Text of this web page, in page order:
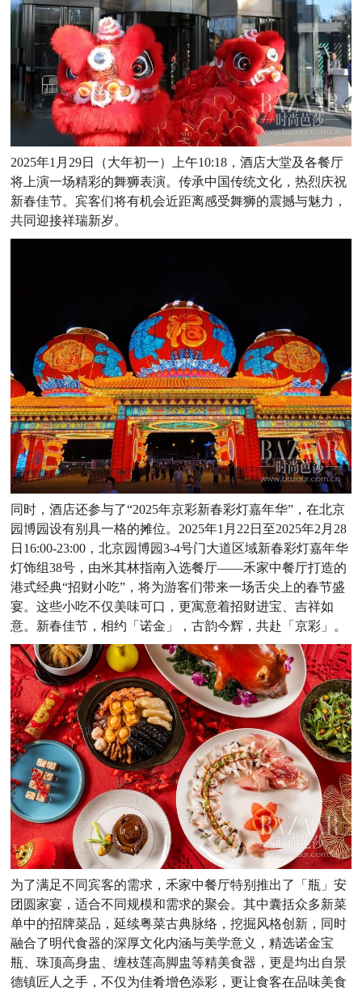
2025年1月29日（大年初一）上午10:18，酒店大堂及各餐厅
将上演一场精彩的舞狮表演。传承中国传统文化，热烈庆祝
新春佳节。宾客们将有机会近距离感受舞狮的震撼与魅力，
共同迎接祥瑞新岁。
同时，酒店还参与了“2025年京彩新春彩灯嘉年华”，在北京
园博园设有别具一格的摊位。2025年1月22日至2025年2月28
日16:00-23:00，北京园博园3-4号门大道区域新春彩灯嘉年华
灯饰组38号，由米其林指南入选餐厅——禾家中餐厅打造的
港式经典“招财小吃”，将为游客们带来一场舌尖上的春节盛
宴。这些小吃不仅美味可口，更寓意着招财进宝、吉祥如
意。新春佳节，相约「诺金」，古韵今辉，共赴「京彩」。
为了满足不同宾客的需求，禾家中餐厅特别推出了「瓶」安
团圆家宴，适合不同规模和需求的聚会。其中囊括众多新菜
单中的招牌菜品，延续粤菜古典脉络，挖掘风格创新，同时
融合了明代食器的深厚文化内涵与美学意义，精选诺金宝
瓶、珠顶高身盅、缠枝莲高脚盅等精美食器，更是均出自景
德镇匠人之手，不仅为佳肴增色添彩，更让食客在品味美食